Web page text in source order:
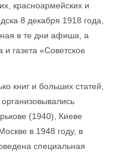
красноармейских и
8 декабря 1918 года,
в те дни афиша, а
и газета «Советское
книг и больших статей,
(1940), Киеве
в 1948 году, в
специальная